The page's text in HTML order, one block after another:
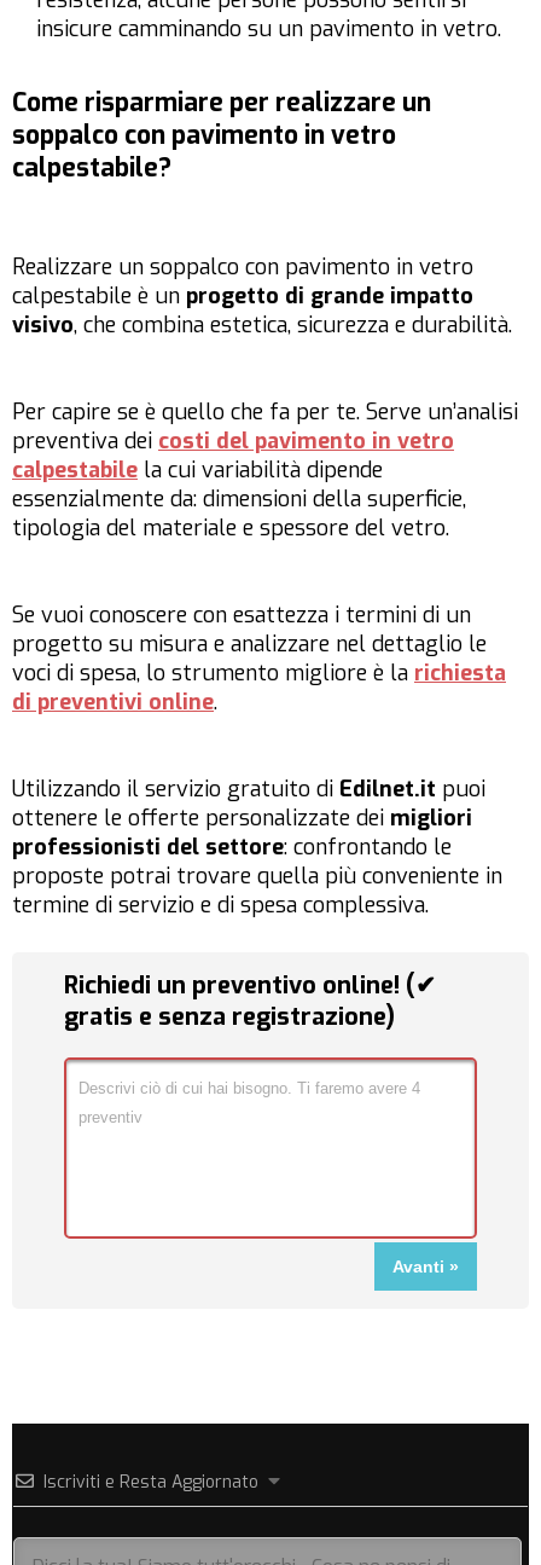
insicure camminando su un pavimento in vetro.
Come risparmiare per realizzare un
soppalco con pavimento in vetro
calpestabile?
Realizzare un soppalco con pavimento in vetro
calpestabile è un progetto di grande impatto
visivo, che combina estetica, sicurezza e durabilità.
Per capire se è quello che fa per te. Serve un’analisi
preventiva dei costi del pavimento in vetro
calpestabile la cui variabilità dipende
essenzialmente da: dimensioni della superficie,
tipologia del materiale e spessore del vetro.
Se vuoi conoscere con esattezza i termini di un
progetto su misura e analizzare nel dettaglio le
voci di spesa, lo strumento migliore è la richiesta
di preventivi online.
Utilizzando il servizio gratuito di Edilnet.it puoi
ottenere le offerte personalizzate dei migliori
professionisti del settore: confrontando le
proposte potrai trovare quella più conveniente in
termine di servizio e di spesa complessiva.
Richiedi un preventivo online! (✔
gratis e senza registrazione)
Iscriviti e Resta Aggiornato